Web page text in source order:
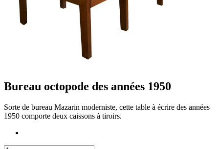
Bureau octopode des années 1950
Sorte de bureau Mazarin moderniste, cette table à écrire des années
1950 comporte deux caissons à tiroirs.